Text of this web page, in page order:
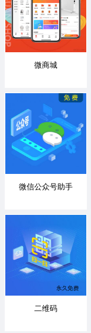
微商城
微信公众号助手
二维码